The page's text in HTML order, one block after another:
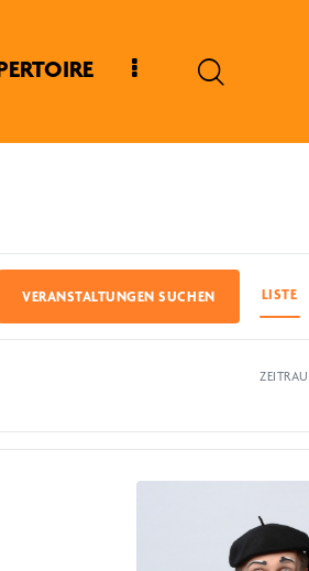
VERANSTALTUNGEN SUCHEN LISTE